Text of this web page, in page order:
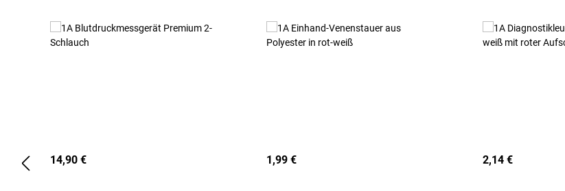
14,90 € 1,99 € 2,14 €